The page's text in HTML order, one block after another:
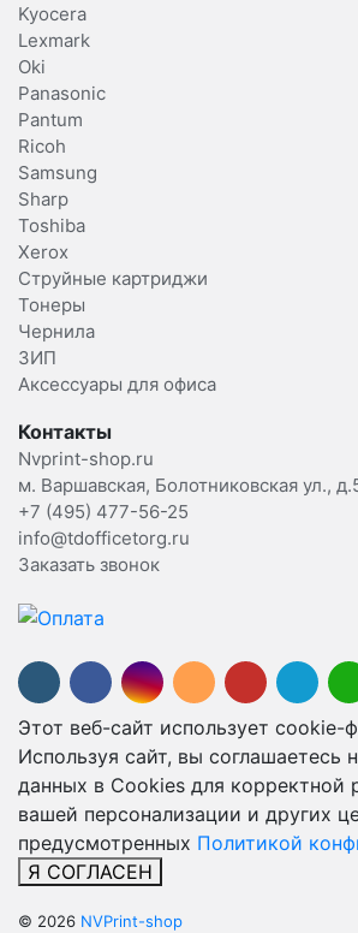
Kyocera
Lexmark
Oki
Panasonic
Pantum
Ricoh
Samsung
Sharp
Toshiba
Xerox
Струйные картриджи
Тонеры
Чернила
ЗИП
Аксессуары для офиса
Контакты
Nvprint-shop.ru
м. Варшавская, Болотниковская ул.,
+7 (495) 477-56-25
info@tdofficetorg.ru
Заказать звонок
Этот веб-сайт использует cookie-
Используя сайт, вы соглашаетесь
данных в Cookies для корректной
вашей персонализации и других
предусмотренных Политикой
Я СОГЛАСЕН
© 2026 NVPrint-shop